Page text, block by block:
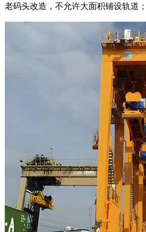
老码头改造，不允许大面积铺设轨道；